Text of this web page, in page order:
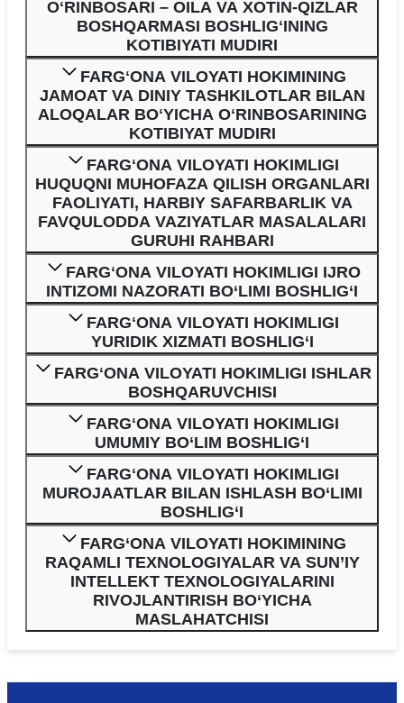
OʻRINBOSARI – OILA VA XOTIN-QIZLAR
BOSHQARMASI BOSHLIGʻINING
KOTIBIYATI MUDIRI
FARGʻONA VILOYATI HOKIMINING
JAMOAT VA DINIY TASHKILOTLAR BILAN
ALOQALAR BOʻYICHA OʻRINBOSARINING
KOTIBIYAT MUDIRI
FARGʻONA VILOYATI HOKIMLIGI
HUQUQNI MUHOFAZA QILISH ORGANLARI
FAOLIYATI, HARBIY SAFARBARLIK VA
FAVQULODDA VAZIYATLAR MASALALARI
GURUHI RAHBARI
FARGʻONA VILOYATI HOKIMLIGI IJRO
INTIZOMI NAZORATI BO‘LIMI BOSHLIG‘I
FARGʻONA VILOYATI HOKIMLIGI
YURIDIK XIZMATI BOSHLIG‘I
FARGʻONA VILOYATI HOKIMLIGI ISHLAR
BOSHQARUVCHISI
FARGʻONA VILOYATI HOKIMLIGI
UMUMIY BO‘LIM BOSHLIG‘I
FARGʻONA VILOYATI HOKIMLIGI
MUROJAATLAR BILAN ISHLASH BO‘LIMI
BOSHLIG‘I
FARG‘ONA VILOYATI HOKIMINING
RAQAMLI TEXNOLOGIYALAR VA SUN’IY
INTELLEKT TEXNOLOGIYALARINI
RIVOJLANTIRISH BO‘YICHA
MASLAHATCHISI